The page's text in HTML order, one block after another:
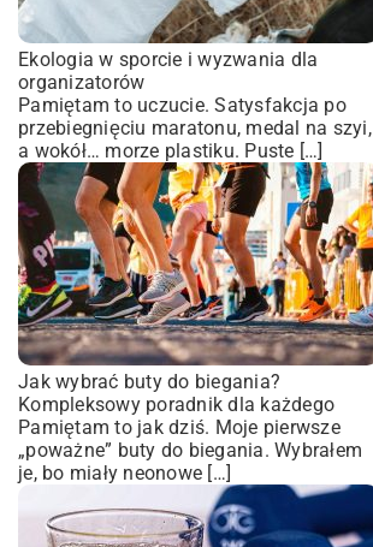
Ekologia w sporcie i wyzwania dla
organizatorów
Pamiętam to uczucie. Satysfakcja po
przebiegnięciu maratonu, medal na szyi,
a wokół… morze plastiku. Puste […]
Jak wybrać buty do biegania?
Kompleksowy poradnik dla każdego
Pamiętam to jak dziś. Moje pierwsze
„poważne” buty do biegania. Wybrałem
je, bo miały neonowe […]